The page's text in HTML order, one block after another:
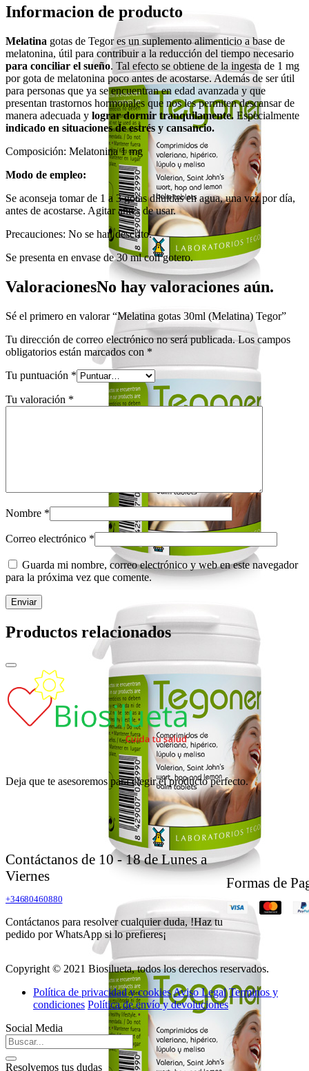
Informacion de producto
Melatina gotas de Tegor es un suplemento alimenticio a base de
melatonina, útil para contribuir a la reducción del tiempo necesario
para conciliar el sueño. Tal efecto se obtiene de la ingesta de 1 mg
por gota de melatonina poco antes de acostarse. Además de ser útil
para personas que ya se encuentran en edad avanzada y que
presentan trastornos hormonales que nos les permiten descansar de
manera adecuada y lograr dormir tranquilamente. Especialmente
indicado en situaciones de estrés y cansancio.
Composición: Melatonina 1 mg
Modo de empleo:
Se aconseja tomar de 1 a 3 gotas diluidas en agua, una vez por día,
antes de acostarse. Agitar antes de usar.
Precauciones: No se han descrito.
Se presenta en envase de 30 ml con gotero.
ValoracionesNo hay valoraciones aún.
Sé el primero en valorar “Melatina gotas 30ml (Melatina) Tegor”
Tu dirección de correo electrónico no será publicada. Los campos
obligatorios están marcados con *
Tu puntuación *
Tu valoración *
Nombre *
Correo electrónico *
Guarda mi nombre, correo electrónico y web en este navegador
para la próxima vez que comente.
Productos relacionados
Deja que te asesoremos para elegir el producto perfecto.
Contáctanos de 10 - 18 de Lunes a
Viernes
+34680460880
Contáctanos para resolver cualquier duda, !Haz tu
pedido por WhatsApp si lo prefieres¡
Formas de
Copyright © 2021 Biosilueta, todos los derechos reservados.
Política de privacidad y cookiesAviso Legal Terminos y
condiciones Política de envío y devoluciones
Social Media
Resolvemos tus dudas